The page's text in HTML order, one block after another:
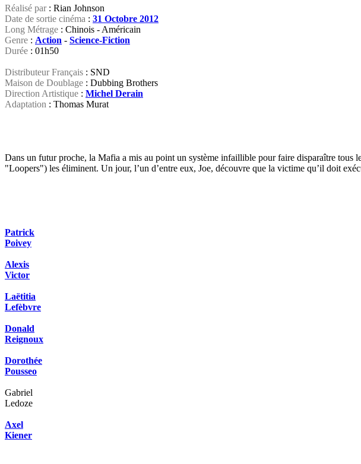
Réalisé par: Rian Johnson
Date de sortie cinéma : 31 Octobre 2012
Long Métrage : Chinois - Américain
Genre : Action - Science-Fiction
Durée : 01h50
Distributeur Français : SND
Maison de Doublage : Dubbing Brothers
Direction Artistique : Michel Derain
Adaptation : Thomas Murat
Dans un futur proche, la Mafia a mis au point un système infaillible pour faire disparaître tous
"Loopers") les éliminent. Un jour, l’un d’entre eux, Joe, découvre que la victime qu’il doit
Patrick
Poivey
Alexis
Victor
Laëtitia
Lefèbvre
Donald
Reignoux
Dorothée
Pousseo
Gabriel
Ledoze
Axel
Kiener